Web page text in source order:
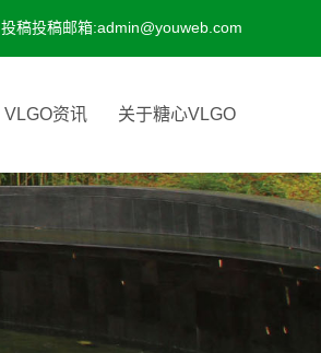
投稿投稿邮箱:admin@youweb.com
VLGO资讯 关于糖心VLGO